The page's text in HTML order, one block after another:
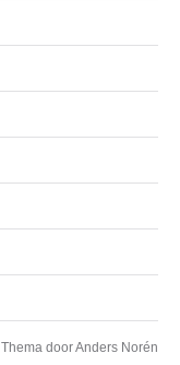
Thema doorAnders Norén